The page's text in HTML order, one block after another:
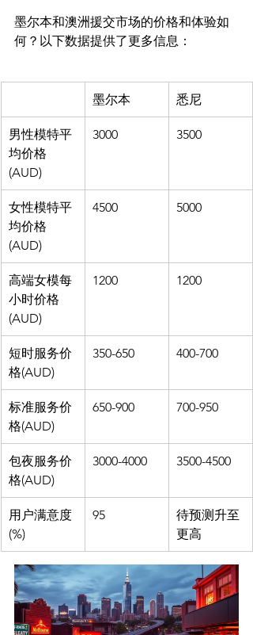
墨尔本和澳洲援交市场的价格和体验如
墨尔本 悉尼
男性模特平
均价格
(AUD)
3000 3500
女性模特平
均价格
(AUD)
4500 5000
高端女模每
小时价格
(AUD)
1200 1200
短时服务价
格(AUD)
350-650 400-700
标准服务价
格(AUD)
650-900 700-950
包夜服务价
格(AUD)
3000-4000 3500-4500
用户满意度
(%)
95
待预测升至
更高